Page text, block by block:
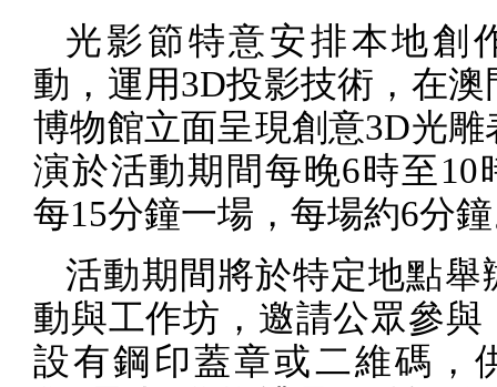
光影節特意安排本地創
動，運用3D投影技術，在澳
博物館立面呈現創意3D光雕
演於活動期間每晚6時至10
每15分鐘一場，每場約6分
活動期間將於特定地點舉
動與工作坊，邀請公眾參與
設有鋼印蓋章或二維碼，